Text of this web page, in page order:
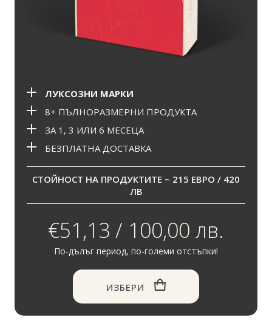
ЛУКСОЗНИ МАРКИ
8+ ПЪЛНОРАЗМЕРНИ ПРОДУКТА
ЗА 1, 3 ИЛИ 6 МЕСЕЦА
БЕЗПЛАТНА ДОСТАВКА
СТОЙНОСТ НА ПРОДУКТИТЕ ~ 215 ЕВРО / 420
ЛВ
€51,13 / 100,00 лв.
По-дълъг период, по-големи отстъпки!
ИЗБЕРИ